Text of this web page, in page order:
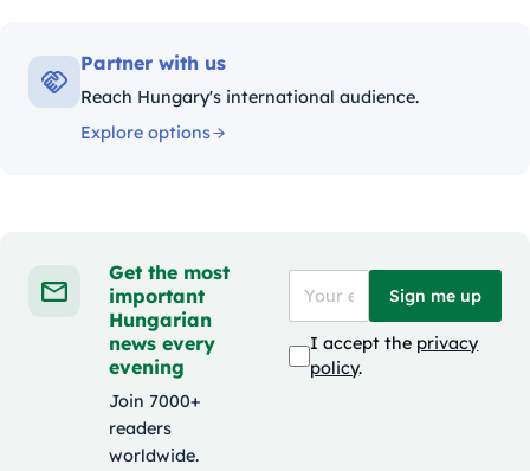
Partner with us
Reach Hungary's international audience.
Explore options
Get the most
important
Hungarian
news every
evening
Join 7000+
readers
worldwide.
Sign me up
I accept the privacy
policy.